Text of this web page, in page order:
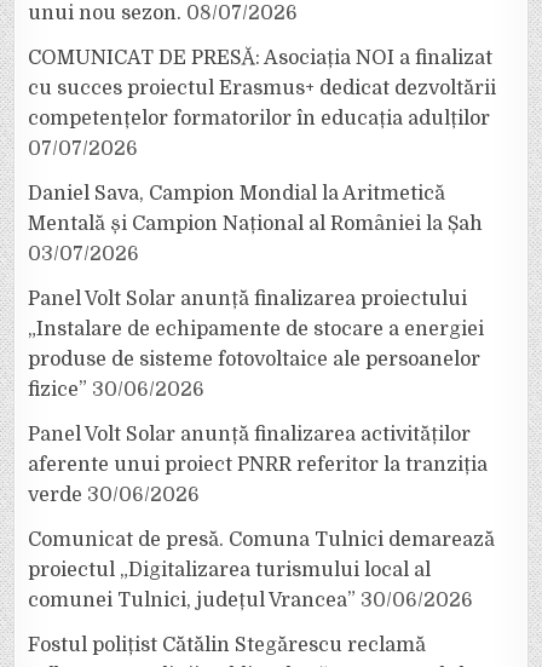
unui nou sezon. 08/07/2026
COMUNICAT DE PRESĂ: Asociația NOI a finalizat
cu succes proiectul Erasmus+ dedicat dezvoltării
competențelor formatorilor în educația adulților
07/07/2026
Daniel Sava, Campion Mondial la Aritmetică
Mentală și Campion Național al României la Șah
03/07/2026
Panel Volt Solar anunță finalizarea proiectului
„Instalare de echipamente de stocare a energiei
produse de sisteme fotovoltaice ale persoanelor
fizice” 30/06/2026
Panel Volt Solar anunță finalizarea activităților
aferente unui proiect PNRR referitor la tranziția
verde 30/06/2026
Comunicat de presă. Comuna Tulnici demarează
proiectul „Digitalizarea turismului local al
comunei Tulnici, județul Vrancea” 30/06/2026
Fostul polițist Cătălin Stegărescu reclamă